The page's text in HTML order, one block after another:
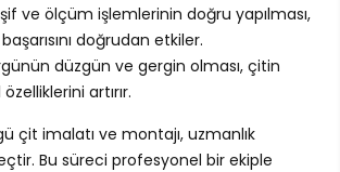
ve ölçüm işlemlerinin doğru yapılması,
doğrudan etkiler.
düzgün ve gergin olması, çitin
artırır.
çit imalatı ve montajı, uzmanlık
Bu süreci profesyonel bir ekiple